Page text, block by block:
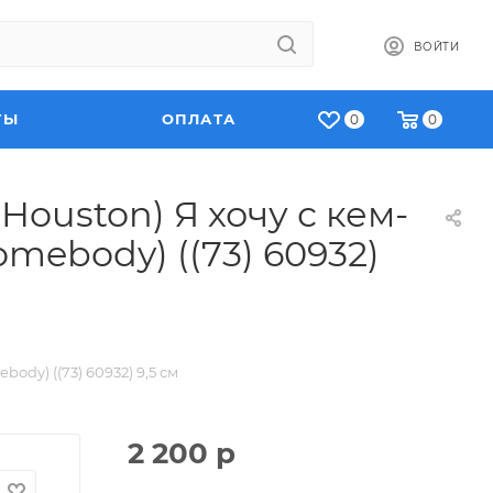
ВОЙТИ
0 0
ОПЛАТА
Я хочу с кем-
((73) 60932)
((73) 60932) 9,5 см
2 200 р